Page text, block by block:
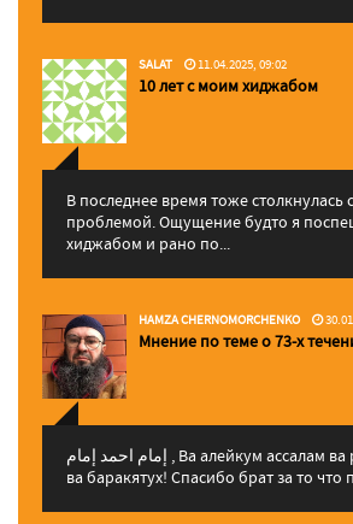
SALAT 11.04.2025, 09:02
10 лет с моим хиджабом
В последнее время тоже столкнулась
проблемой. Ощущение будто я
хиджабом и рано по...
HAMZA CHERNOMORCHENKO
Мнение по теме о 73-х
إمام احمد إمام , Ва алейкум ассалам ва рахматуЛлахи
ва баракятух! Спасибо брат за то что